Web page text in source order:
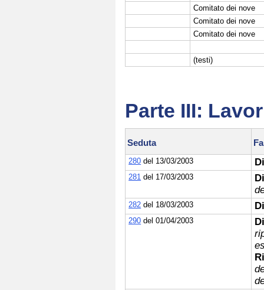
Comitato dei nove
Comitato dei nove
Comitato dei nove
(testi)
Parte III:
Seduta
280 del 13/03/2003
281 del 17/03/2003
282 del 18/03/2003
290 del 01/04/2003